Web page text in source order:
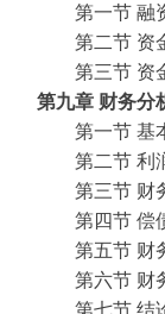
第一节 融
第二节 资
第三节 资
第九章 财务分
第一节 基
第二节 利
第三节 财
第四节 偿
第五节 财
第六节 财